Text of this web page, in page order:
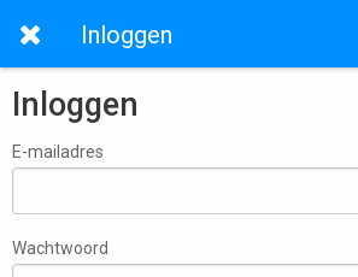
Inloggen
Inloggen
E-mailadres
Wachtwoord